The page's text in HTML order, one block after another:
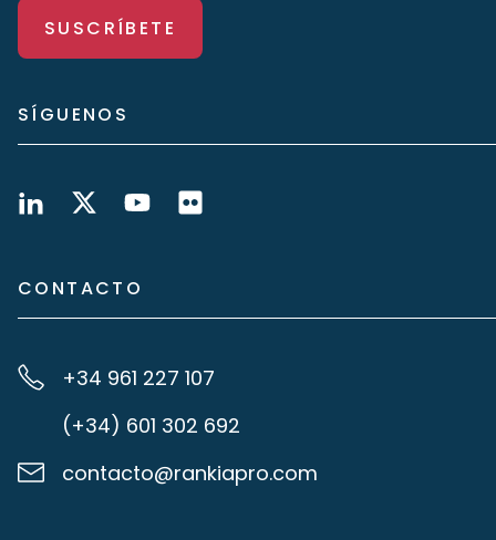
SUSCRÍBETE
SÍGUENOS
CONTACTO
+34 961 227 107
(+34) 601 302 692
contacto@rankiapro.com